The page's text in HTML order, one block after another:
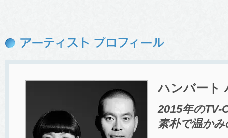
ハンバート
2015年のTV-
素朴で温か